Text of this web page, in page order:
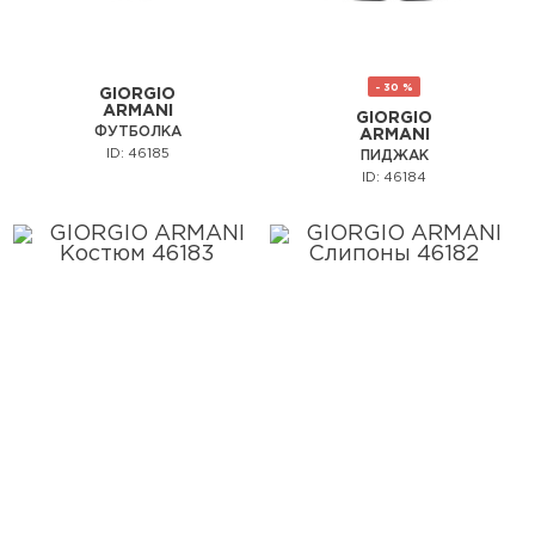
GIORGIO
ARMANI
ФУТБОЛКА
ID: 46185
- 30 %
GIORGIO
ARMANI
ПИДЖАК
ID: 46184